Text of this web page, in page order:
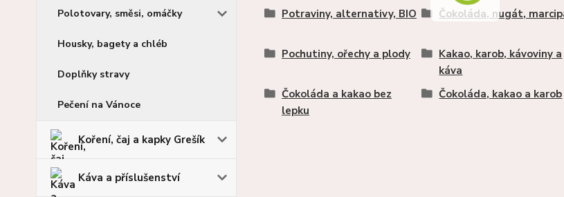
Polotovary, směsi, omáčky
Housky, bagety a chléb
Doplňky stravy
Pečení na Vánoce
Koření, čaj a kapky Grešík
Káva a příslušenství
Potraviny, alternativy, BIO Čokoláda, nugát,
Pochutiny, ořechy a plody
Kakao, karob, kávoviny a
káva
Čokoláda a kakao bez
lepku
Čokoláda, kakao a karob